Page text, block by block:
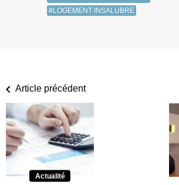
#LOGEMENT INSALUBRE
Article précédent
Actualité